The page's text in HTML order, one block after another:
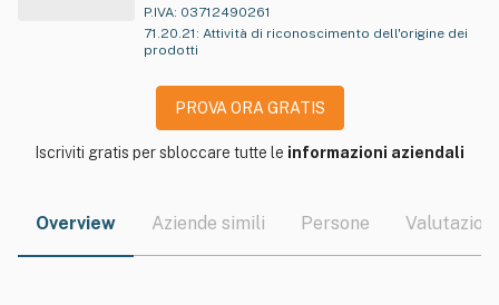
P.IVA: 03712490261
71.20.21 : Attività di riconoscimento dell'origine dei
prodotti
PROVA ORA GRATIS
Iscriviti gratis per sbloccare tutte le informazioni aziendali
Overview Aziende simili Persone Valutazioni